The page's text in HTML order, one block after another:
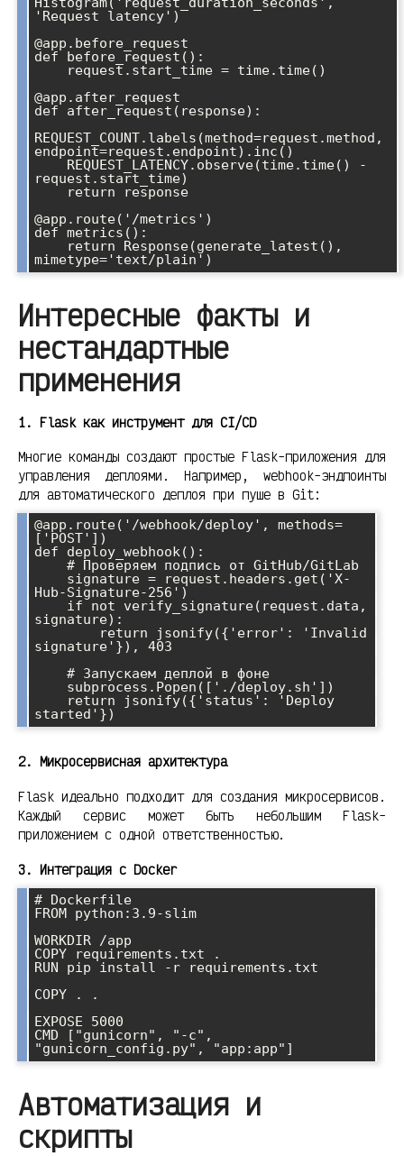
'Request latency')
@app.before_request
def before_request():
@app.after_request
def after_request(response):
REQUEST_COUNT.labels(method=request.method,
endpoint=request.endpoint).inc()
request.start_time)
@app.route('/metrics')
def metrics():
Интересные факты и
нестандартные
применения
1. Flask как инструмент для CI/CD
Многие команды создают простые Flask-приложения для
управления деплоями. Например, webhook-эндпоинты
для автоматического деплоя при пуше в Git:
@app.route('/webhook/deploy', methods=
['POST'])
def deploy_webhook():
Hub-Signature-256')
signature):
signature'}), 403
2. Микросервисная архитектура
Flask идеально подходит для создания микросервисов.
Каждый сервис может быть небольшим Flask-
приложением с одной ответственностью.
3. Интеграция с Docker
# Dockerfile
FROM python:3.9-slim
WORKDIR /app
COPY requirements.txt .
RUN pip install -r requirements.txt
COPY . .
EXPOSE 5000
CMD ["gunicorn", "-c",
Автоматизация и
скрипты